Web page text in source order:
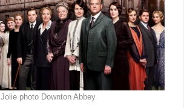
Jolie photo Downton Abbey